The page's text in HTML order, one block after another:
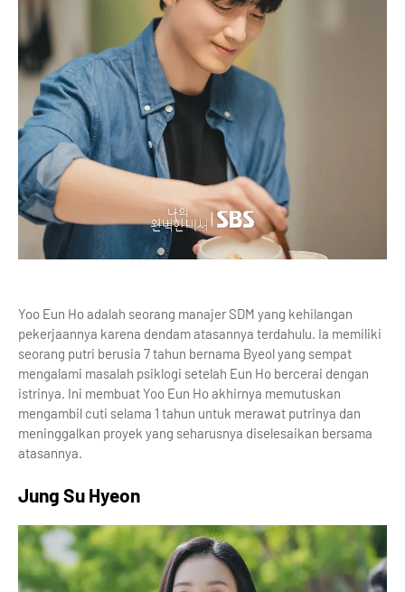
Yoo Eun Ho adalah seorang manajer SDM yang kehilangan
pekerjaannya karena dendam atasannya terdahulu. Ia memiliki
seorang putri berusia 7 tahun bernama Byeol yang sempat
mengalami masalah psiklogi setelah Eun Ho bercerai dengan
istrinya. Ini membuat Yoo Eun Ho akhirnya memutuskan
mengambil cuti selama 1 tahun untuk merawat putrinya dan
meninggalkan proyek yang seharusnya diselesaikan bersama
atasannya.
Jung Su Hyeon